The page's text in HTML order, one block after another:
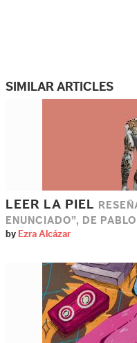
SIMILAR ARTICLES
LEER LA PIEL
ENUNCIADO”, DE
by Ezra Alcázar